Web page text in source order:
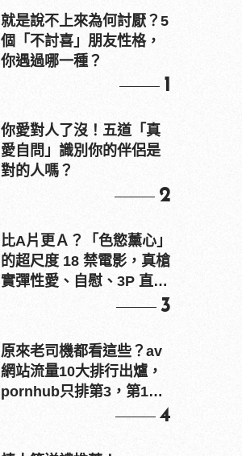
就是說不上來為何討厭？5
個「不討喜」朋友性格，
你遇過哪一種？
1
你愛對人了沒！五道「真
愛自問」識別你的伴侶是
對的人嗎？
2
比A片更Ａ？「色慾薰心」
的超尺度 18 禁電影，真槍
實彈性愛、自慰、3P 直接
3
原來老司機都看這些？av
網站流量10大排行出爐，
pornhub只排第3，第1名
4